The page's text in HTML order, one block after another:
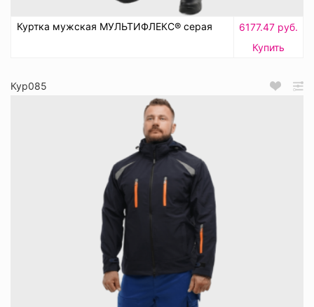
Куртка мужская МУЛЬТИФЛЕКС® серая
6177.47 руб.
Купить
Кур085